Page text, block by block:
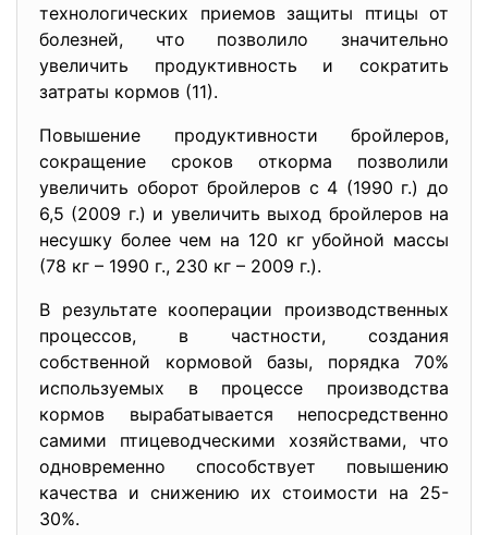
технологических приемов защиты птицы от
болезней, что позволило значительно
увеличить продуктивность и сократить
затраты кормов (11).
Повышение продуктивности бройлеров,
сокращение сроков откорма позволили
увеличить оборот бройлеров с 4 (1990 г.) до
6,5 (2009 г.) и увеличить выход бройлеров на
несушку более чем на 120 кг убойной массы
(78 кг – 1990 г., 230 кг – 2009 г.).
В результате кооперации производственных
процессов, в частности, создания
собственной кормовой базы, порядка 70%
используемых в процессе производства
кормов вырабатывается непосредственно
самими птицеводческими хозяйствами, что
одновременно способствует повышению
качества и снижению их стоимости на 25-
30%.